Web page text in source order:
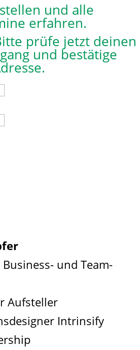
und alle
erfahren.
prüfe jetzt deinen
und bestätige
und Team-
Aufsteller
Intrinsify